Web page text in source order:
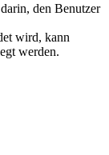
den Benutzer
wird, kann
werden.